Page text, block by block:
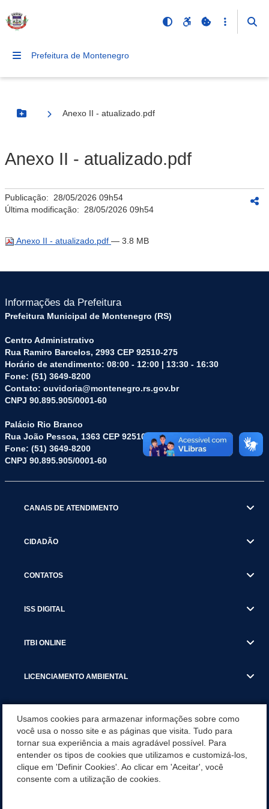
Prefeitura de Montenegro
Botão Menu
Anexo II - atualizado.pdf
Anexo II - atualizado.pdf
Publicação: 28/05/2026 09h54
Última modificação: 28/05/2026 09h54
Anexo II - atualizado.pdf — 3.8 MB
Informações da Prefeitura
Prefeitura Municipal de Montenegro (RS)
Centro Administrativo
Rua Ramiro Barcelos, 2993 CEP 92510-275
Horário de atendimento: 08:00 - 12:00 | 13:30 - 16:30
Fone: (51) 3649-8200
Contato: ouvidoria@montenegro.rs.gov.br
CNPJ 90.895.905/0001-60
Palácio Rio Branco
Rua João Pessoa, 1363 CEP 92510-045
Fone: (51) 3649-8200
CNPJ 90.895.905/0001-60
CANAIS DE ATENDIMENTO
CIDADÃO
CONTATOS
ISS DIGITAL
ITBI ONLINE
LICENCIAMENTO AMBIENTAL
SERVIÇOS
SERVIÇOS DO DEPARTAMENTO DE RECEITA MUNICIPAL
Usamos cookies para armazenar informações sobre como
você usa o nosso site e as páginas que visita. Tudo para
tornar sua experiência a mais agradável possível. Para
entender os tipos de cookies que utilizamos e customizá-los,
clique em 'Definir Cookies'. Ao clicar em 'Aceitar', você
consente com a utilização de cookies.